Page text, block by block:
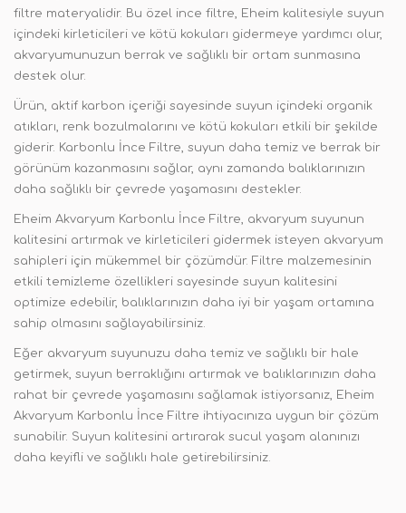
filtre materyalidir. Bu özel ince filtre, Eheim kalitesiyle suyun
içindeki kirleticileri ve kötü kokuları gidermeye yardımcı olur,
akvaryumunuzun berrak ve sağlıklı bir ortam sunmasına
destek olur.
Ürün, aktif karbon içeriği sayesinde suyun içindeki organik
atıkları, renk bozulmalarını ve kötü kokuları etkili bir şekilde
giderir. Karbonlu İnce Filtre, suyun daha temiz ve berrak bir
görünüm kazanmasını sağlar, aynı zamanda balıklarınızın
daha sağlıklı bir çevrede yaşamasını destekler.
Eheim Akvaryum Karbonlu İnce Filtre, akvaryum suyunun
kalitesini artırmak ve kirleticileri gidermek isteyen akvaryum
sahipleri için mükemmel bir çözümdür. Filtre malzemesinin
etkili temizleme özellikleri sayesinde suyun kalitesini
optimize edebilir, balıklarınızın daha iyi bir yaşam ortamına
sahip olmasını sağlayabilirsiniz.
Eğer akvaryum suyunuzu daha temiz ve sağlıklı bir hale
getirmek, suyun berraklığını artırmak ve balıklarınızın daha
rahat bir çevrede yaşamasını sağlamak istiyorsanız, Eheim
Akvaryum Karbonlu İnce Filtre ihtiyacınıza uygun bir çözüm
sunabilir. Suyun kalitesini artırarak sucul yaşam alanınızı
daha keyifli ve sağlıklı hale getirebilirsiniz.